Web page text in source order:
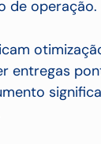
de operação.
entregas